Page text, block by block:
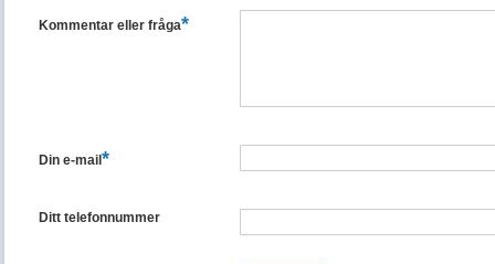
Kommentar eller fråga*
Din e-mail*
Ditt telefonnummer